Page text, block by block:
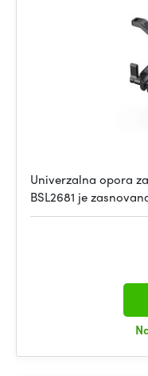
Univerzalna opora
BSL2681 je